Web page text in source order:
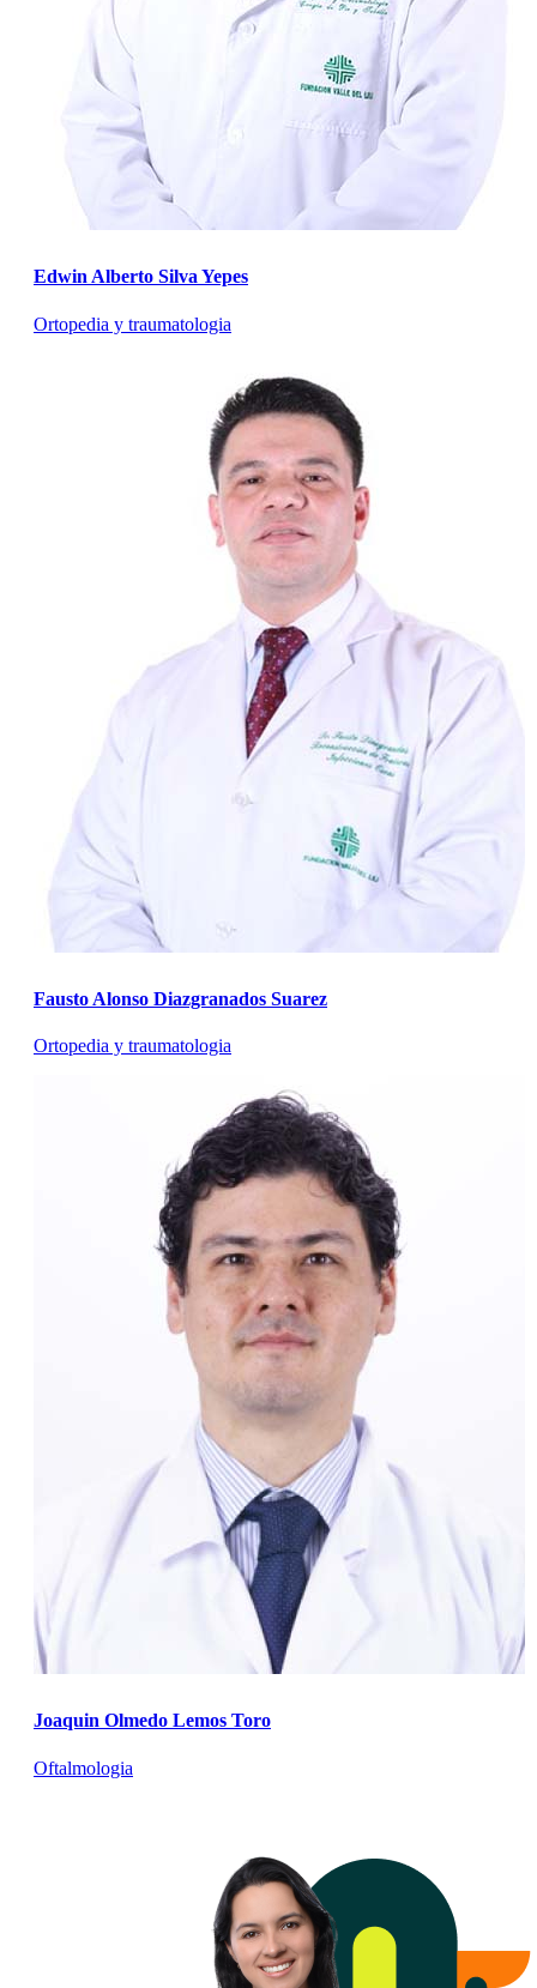
Edwin Alberto Silva Yepes
Ortopedia y traumatologia
Fausto Alonso Diazgranados Suarez
Ortopedia y traumatologia
Joaquin Olmedo Lemos Toro
Oftalmologia